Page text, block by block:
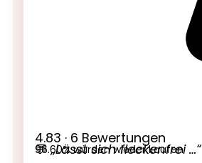
4.83 · 6 Bewertungen
96.60% würden wieder kaufen
💬 „Lässt sich fleckenfrei …“